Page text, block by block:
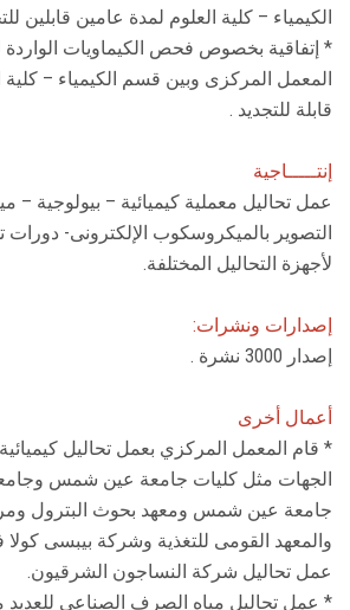
الكيمياء – كلية العلوم لمدة عامين قابلين
* إتفاقية بخصوص فحص الكيماويات الواردة
المعمل المركزى وبين قسم الكيمياء – كلية
قابلة للتجديد .
إنتـــــاجية
عمل تحاليل معملية كيميائية – بيولوجية –
التصوير بالميكروسكوب الإلكترونى- دورات
لأجهزة التحاليل المختلفة.
إصدارات ونشرات:
إصدار 3000 نشرة .
أعمال أخرى
* قام المعمل المركزي بعمل تحاليل
الجهات مثل كليات جامعة عين شمس
جامعة عين شمس ومعهد بحوث البترول
والمعهد القومى للتغذية وشركة بيبسى
عمل تحاليل شركة النساجون الشرقيون.
* عمل تحاليل مياه الصرف الصناعي